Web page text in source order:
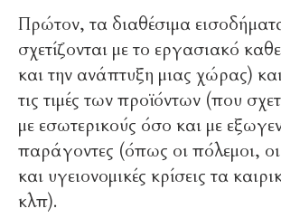
Πρώτον, τα διαθέσιμα
σχετίζονται με το εργασιακό
και την ανάπτυξη μιας χώρας)
τις τιμές των προϊόντων (που
με εσωτερικούς όσο και με
παράγοντες (όπως οι πόλεμοι, οι
και υγειονομικές κρίσεις τα
κλπ).